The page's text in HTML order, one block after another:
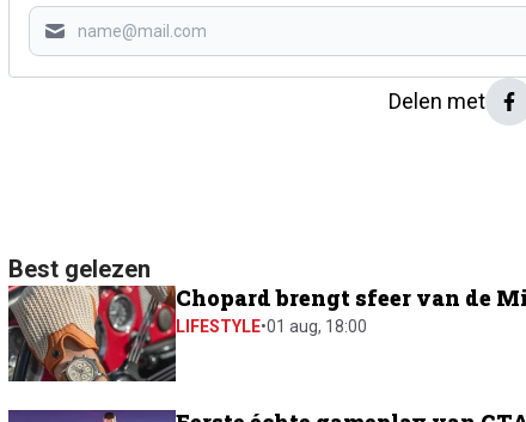
Delen met
Best gelezen
Chopard brengt sfeer van de
LIFESTYLE•01 aug, 18:00